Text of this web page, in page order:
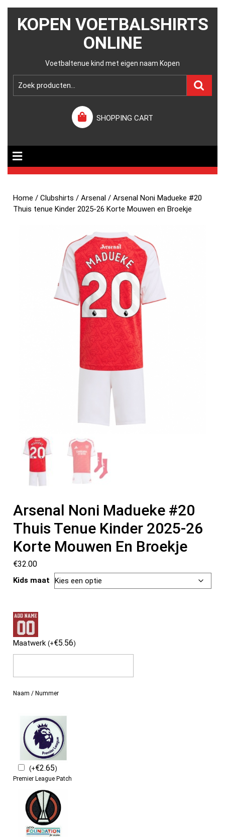
KOPEN VOETBALSHIRTS
ONLINE
Voetbaltenue kind met eigen naam Kopen
SHOPPING CART
Home /Clubshirts /Arsenal / Arsenal Noni Madueke #20
Thuis tenue Kinder 2025-26 Korte Mouwen en Broekje
Arsenal Noni Madueke #20
Thuis Tenue Kinder 2025-26
Korte Mouwen En Broekje
€32.00
Kids maat
Maatwerk(+€5.56)
Naam / Nummer
(+€2.65)
Premier League Patch